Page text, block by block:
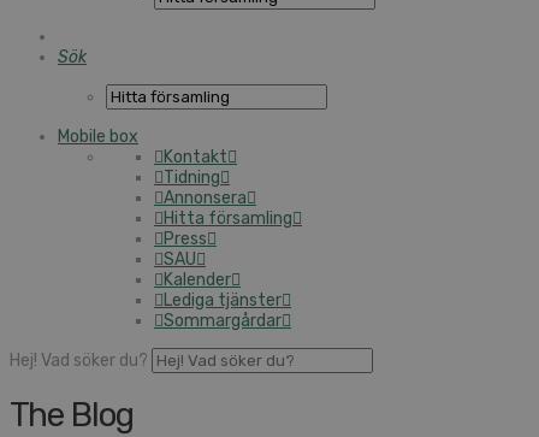
Sök
Mobile box
Kontakt
Tidning
Annonsera
Hitta församling
Press
SAU
Kalender
Lediga tjänster
Sommargårdar
Hej! Vad söker du?
The Blog